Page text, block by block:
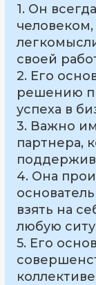
1. Он
своей
2. Его
решению
успеха в
3. Важно
партнера,
4. Она
взять на
любую
5. Его